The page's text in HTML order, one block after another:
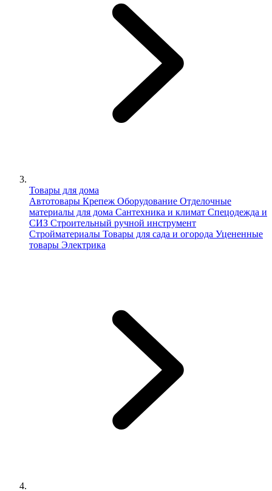
Товары для дома
Автотовары Крепеж Оборудование Отделочные
материалы для дома Сантехника и климат Спецодежда и
СИЗ Строительный ручной инструмент
Стройматериалы Товары для сада и огорода Уцененные
товары Электрика